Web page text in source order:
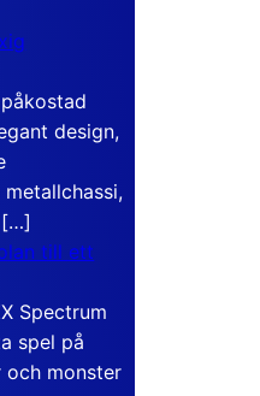
design,
[…]
till ett
Spectrum
spel på
och monster